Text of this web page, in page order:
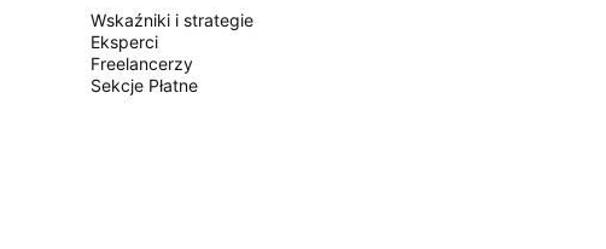
Wskaźniki i strategie
Eksperci
Freelancerzy
Sekcje Płatne